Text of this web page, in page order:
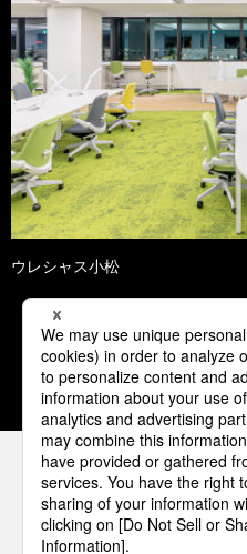
ウレシャス小松
1 2 3
パナソニックの電